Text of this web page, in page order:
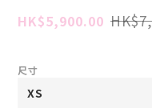
HK$5,900.00
尺寸